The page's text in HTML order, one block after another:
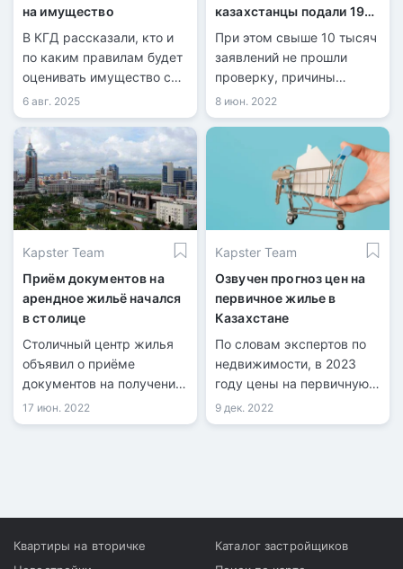
на имущество
В КГД рассказали, кто и
по каким правилам будет
оценивать имущество с
2026 года.
6 авг. 2025
казахстанцы подали 19
тысяч заявок
При этом свыше 10 тысяч
заявлений не прошли
проверку, причины
обозначили в МИИР
8 июн. 2022
Kapster Team
Приём документов на
арендное жильё начался
в столице
Столичный центр жилья
объявил о приёме
документов на получение
арендного жилья без
права выкупа для
17 июн. 2022
Kapster Team
Озвучен прогноз цен на
первичное жилье в
Казахстане
По словам экспертов по
недвижимости, в 2023
году цены на первичную
недвижимость в
Казахстане поднимутся
9 дек. 2022
Квартиры на вторичке
Каталог застройщиков